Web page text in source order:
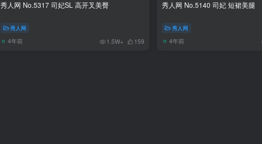
秀人网 No.5317 司妃SL 高开叉美臀
秀人网
4年前 1.5W+ 159
秀人网 No.5140 司妃 短裙美腿
秀人网
4年前